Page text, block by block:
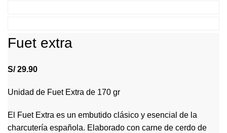
Fuet extra
S/29.90
Unidad de Fuet Extra de 170 gr
El Fuet Extra es un embutido clásico y esencial de la
charcutería española. Elaborado con carne de cerdo de